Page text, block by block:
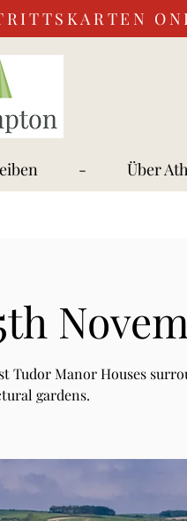
- Über
Tudor Manor Houses
gardens.